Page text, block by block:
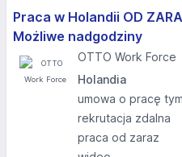
Praca w Holandii OD
Możliwe nadgodziny
OTTO Work Force
Holandia
umowa o pracę
rekrutacja zdalna
praca od zaraz